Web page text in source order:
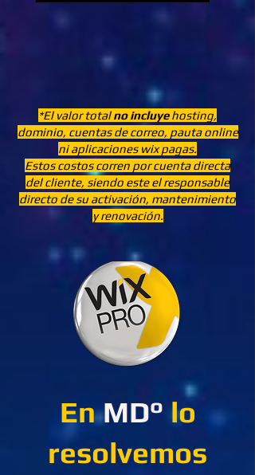
*El valor totalno incluyehosting,
dominio, cuentas de correo, pauta online
ni aplicaciones wix pagas.
Estos costos corren por cuenta directa
del cliente, siendo este el responsable
directo de su activación, mantenimiento
y renovación.
EnMD° lo
resolvemos